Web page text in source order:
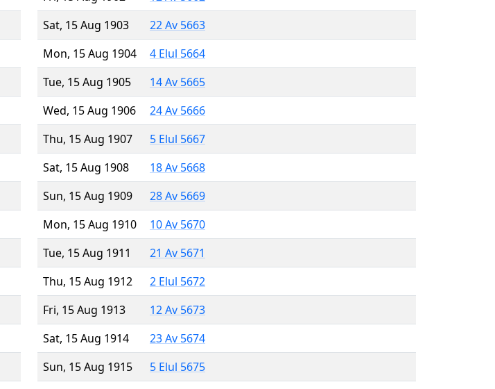
Sat, 15 Aug 1903
22 Av 5663
Mon, 15 Aug 1904
4 Elul 5664
Tue, 15 Aug 1905
14 Av 5665
Wed, 15 Aug 1906
24 Av 5666
Thu, 15 Aug 1907
5 Elul 5667
Sat, 15 Aug 1908
18 Av 5668
Sun, 15 Aug 1909
28 Av 5669
Mon, 15 Aug 1910
10 Av 5670
Tue, 15 Aug 1911
21 Av 5671
Thu, 15 Aug 1912
2 Elul 5672
Fri, 15 Aug 1913
12 Av 5673
Sat, 15 Aug 1914
23 Av 5674
Sun, 15 Aug 1915
5 Elul 5675